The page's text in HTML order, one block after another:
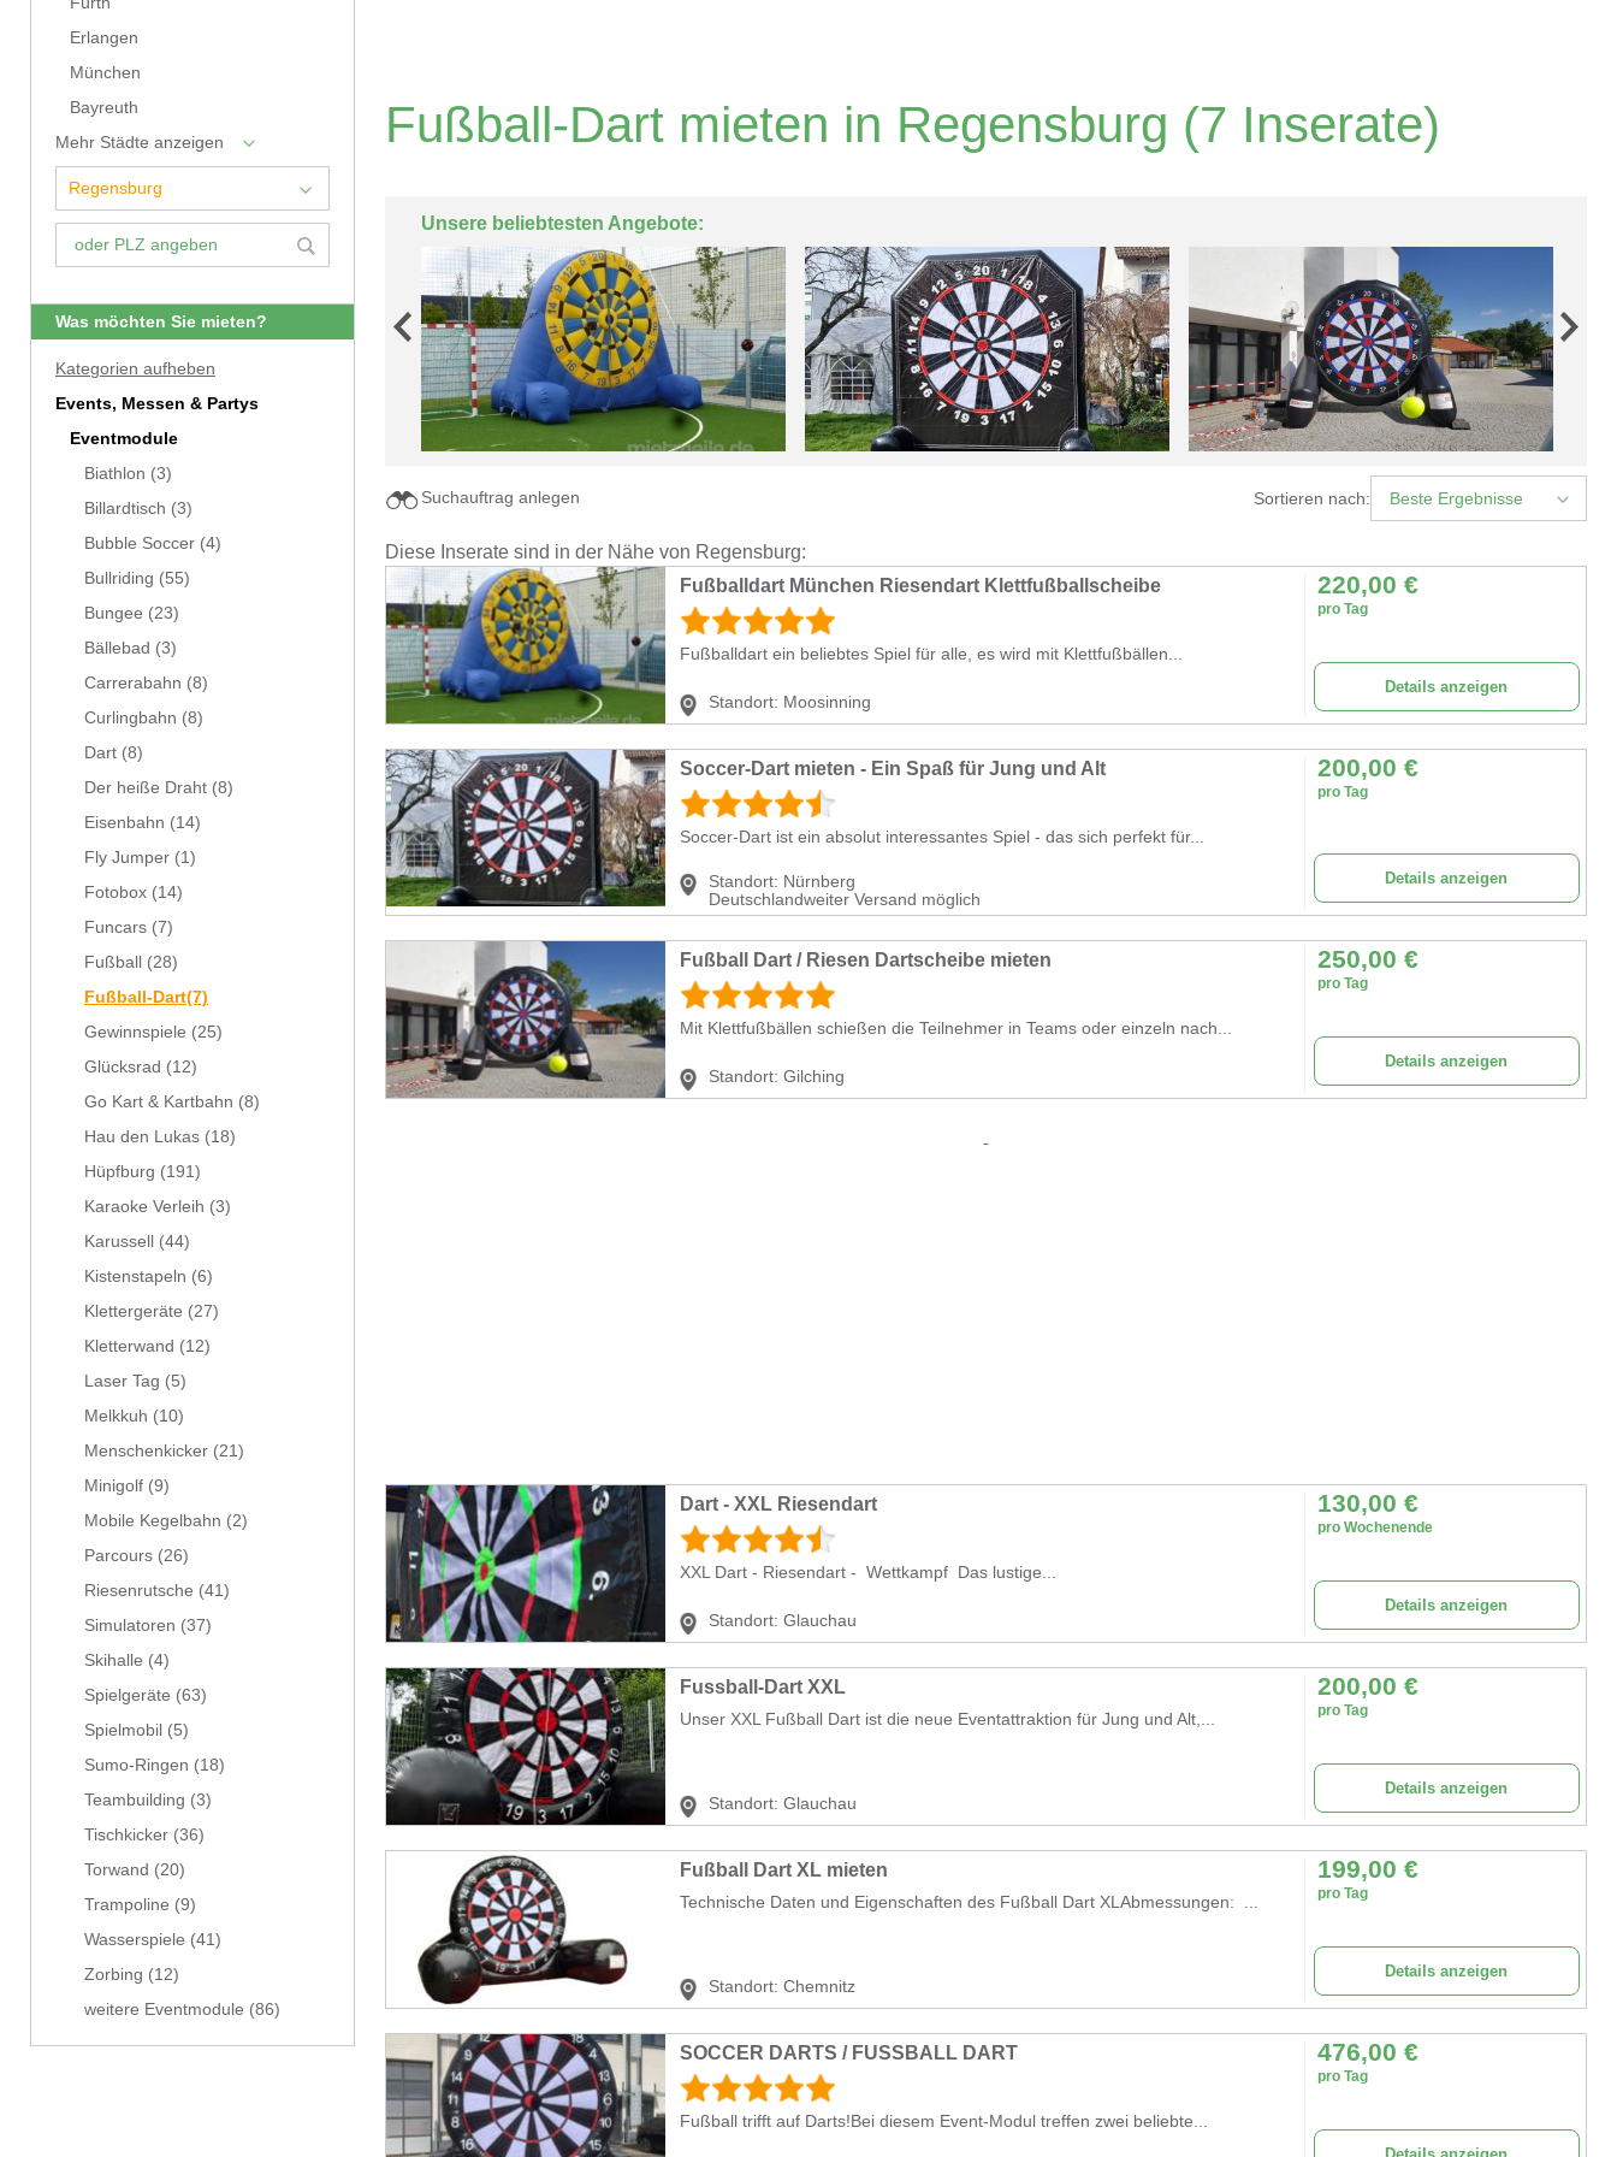
Erlangen
München
Bayreuth
Mehr Städte anzeigen
Was möchten Sie mieten?
Kategorien aufheben
Events, Messen & Partys
Eventmodule
Biathlon (3)
Billardtisch (3)
Bubble Soccer (4)
Bullriding (55)
Bungee (23)
Bällebad (3)
Carrerabahn (8)
Curlingbahn (8)
Dart (8)
Der heiße Draht (8)
Eisenbahn (14)
Fly Jumper (1)
Fotobox (14)
Funcars (7)
Fußball
(28)
Fußball-Dart(7)
Gewinnspiele (25)
Glücksrad (12)
Go Kart & Kartbahn (8)
Hau den Lukas (18)
Hüpfburg (191)
Karaoke Verleih (3)
Karussell
(44)
Kistenstapeln (6)
Klettergeräte (27)
Kletterwand (12)
Laser Tag (5)
Melkkuh (10)
Menschenkicker (21)
Minigolf (9)
Mobile Kegelbahn (2)
Parcours (26)
Riesenrutsche (41)
Simulatoren (37)
Skihalle (4)
Spielgeräte (63)
Spielmobil (5)
Sumo-Ringen (18)
Teambuilding (3)
Tischkicker (36)
Torwand (20)
Trampoline (9)
Wasserspiele (41)
Zorbing (12)
weitere Eventmodule (86)
Fußball-Dart mieten in Regensburg (7 Inserate)
Unsere beliebtesten Angebote:
Sortieren nach: Beste Ergebnisse
Suchauftrag anlegen
Diese Inserate sind in der Nähe von Regensburg:
Fußballdart München Riesendart Klettfußballscheibe
Fußballdart ein beliebtes Spiel für alle, es wird mit Klettfußbällen...
Standort: Moosinning
220,00 €
pro Tag
Details anzeigen
Soccer-Dart mieten - Ein Spaß für Jung und Alt
Soccer-Dart ist ein absolut interessantes Spiel - das sich perfekt für...
Standort: Nürnberg
Deutschlandweiter Versand möglich
200,00 €
pro Tag
Details anzeigen
Fußball Dart / Riesen Dartscheibe mieten
Mit Klettfußbällen schießen die Teilnehmer in Teams oder einzeln nach...
Standort: Gilching
250,00 €
pro Tag
Details anzeigen
Dart - XXL Riesendart
XXL Dart - Riesendart - Wettkampf Das lustige...
Standort: Glauchau
130,00 €
pro Wochenende
Details anzeigen
Fussball-Dart XXL
Unser XXL Fußball Dart ist die neue Eventattraktion für Jung und Alt,...
Standort: Glauchau
200,00 €
pro Tag
Details anzeigen
Fußball Dart XL mieten
Technische Daten und Eigenschaften des Fußball Dart XLAbmessungen: ...
Standort: Chemnitz
199,00 €
pro Tag
Details anzeigen
SOCCER DARTS / FUSSBALL DART
Fußball trifft auf Darts!Bei diesem Event-Modul treffen zwei beliebte...
476,00 €
pro Tag